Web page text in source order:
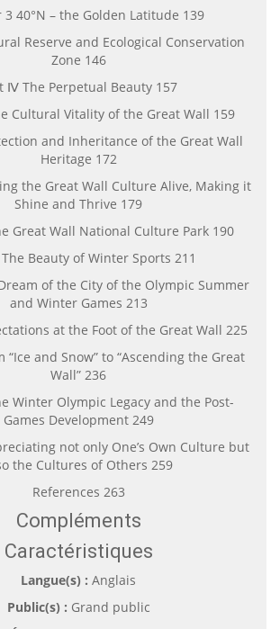
3 40°N – the Golden Latitude 139
Reserve and Ecological Conservation
Zone 146
Ⅳ The Perpetual Beauty 157
Cultural Vitality of the Great Wall 159
and Inheritance of the Great Wall
Heritage 172
the Great Wall Culture Alive, Making it
Shine and Thrive 179
Great Wall National Culture Park 190
Beauty of Winter Sports 211
of the City of the Olympic Summer
and Winter Games 213
at the Foot of the Great Wall 225
“Ice and Snow” to “Ascending the Great
Wall” 236
Winter Olympic Legacy and the Post-
Games Development 249
not only One’s Own Culture but
the Cultures of Others 259
References 263
Compléments
Caractéristiques
Langue(s) : Anglais
Public(s) : Grand public